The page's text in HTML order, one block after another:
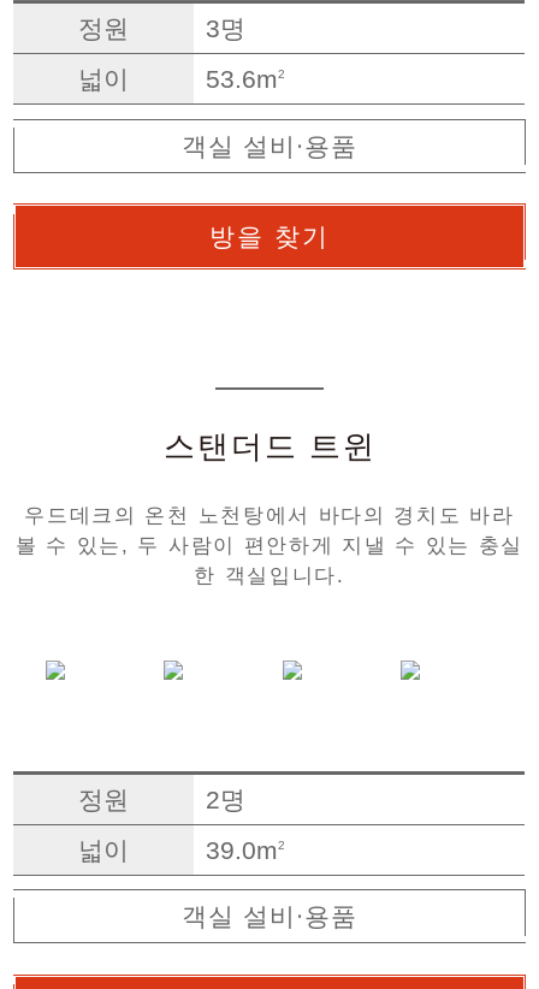
정원
3명
넓이
53.6m2
객실 설비·용품
방을 찾기
스탠더드 트윈
우드데크의 온천 노천탕에서 바다의 경치도 바라
볼 수 있는, 두 사람이 편안하게 지낼 수 있는 충실
한 객실입니다.
정원
2명
넓이
39.0m2
객실 설비·용품